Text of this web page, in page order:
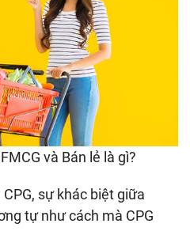
và Bán lẻ là gì?
CPG, sự khác biệt giữa
tự như cách mà CPG